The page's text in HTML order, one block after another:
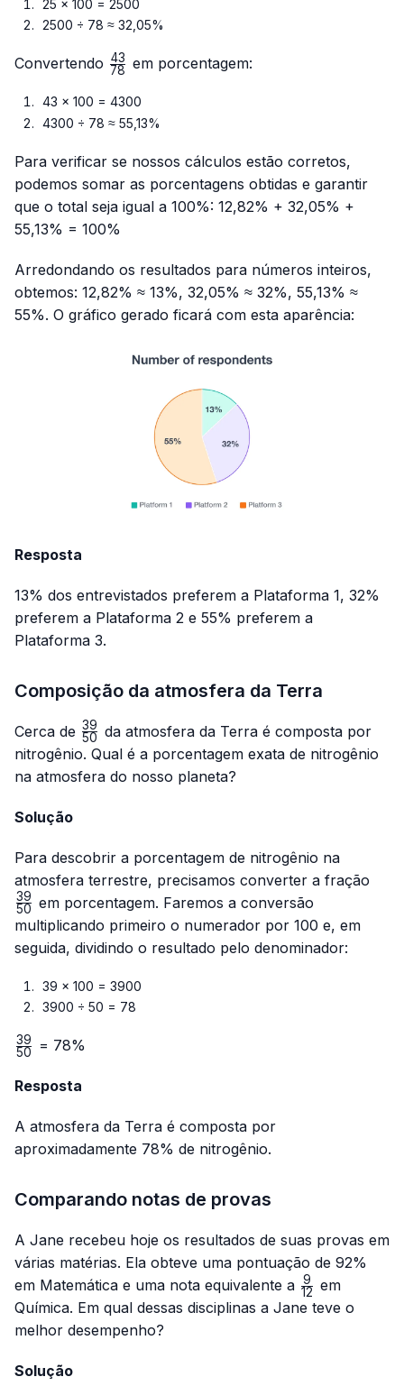
25 × 100 = 2500
2500 ÷ 78 ≈ 32,05%
Convertendo \frac{43}
78
43 em porcentagem:
43 × 100 = 4300
4300 ÷ 78 ≈ 55,13%
Para verificar se nossos cálculos estão corretos,
podemos somar as porcentagens obtidas e garantir
que o total seja igual a 100%: 12,82% + 32,05% +
55,13% = 100%
Arredondando os resultados para números inteiros,
obtemos: 12,82% ≈ 13%, 32,05% ≈ 32%, 55,13% ≈
55%. O gráfico gerado ficará com esta aparência:
Resposta
13% dos entrevistados preferem a Plataforma 1, 32%
preferem a Plataforma 2 e 55% preferem a
Plataforma 3.
Composição da atmosfera da Terra
Cerca de \frac{39}
{50}
50
39 da atmosfera da Terra é composta por
nitrogênio. Qual é a porcentagem exata de nitrogênio
na atmosfera do nosso planeta?
Solução
Para descobrir a porcentagem de nitrogênio na
atmosfera terrestre, precisamos converter a fração
50
39 em porcentagem. Faremos a conversão
multiplicando primeiro o numerador por 100 e, em
seguida, dividindo o resultado pelo denominador:
39 × 100 = 3900
3900 ÷ 50 = 78
\frac{39}
50
39 = 78%
Resposta
A atmosfera da Terra é composta por
aproximadamente 78% de nitrogênio.
Comparando notas de provas
A Jane recebeu hoje os resultados de suas provas em
várias matérias. Ela obteve uma pontuação de 92%
em Matemática e uma nota equivalente a \frac{9}
{12}
12
9
em
Química. Em qual dessas disciplinas a Jane teve o
melhor desempenho?
Solução